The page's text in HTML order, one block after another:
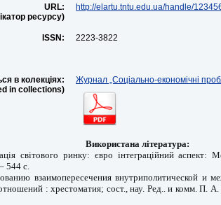
URL:
ресурсу)
http://elartu.tntu.edu.ua/handle/
ISSN: 2223-3822
в колекціях:
in collections)
Журнал „Соціально-економічні
Використана література:
світового ринку: євро інтеграційний
544 с.
взаимопересечения внутриполитической и
: хрестоматия; сост., нау. Ред.. и комм. П.